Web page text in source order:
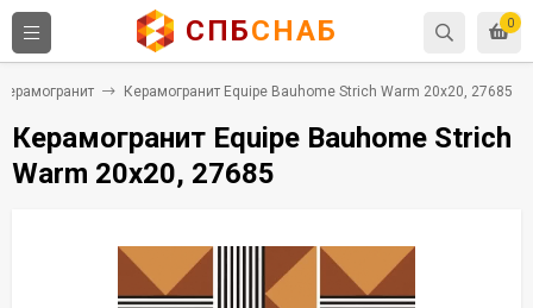
0
СПБСНАБ
Керамогранит Equipe Bauhome Strich Warm 20x20, 27685
Керамогранит Equipe Bauhome Strich
Warm 20x20, 27685